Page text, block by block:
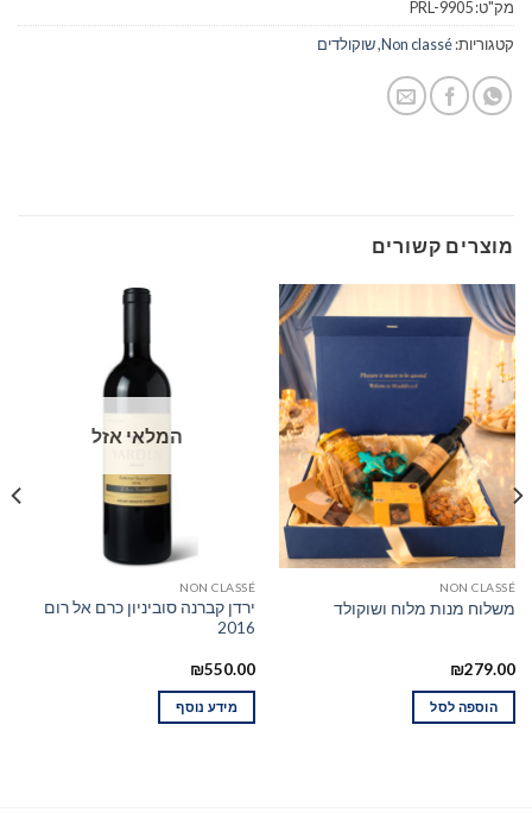
מק"ט:PRL-9905
קטגוריות:Non classé
,שוקולדים
מוצרים קשורים
NON CLASSÉ
משלוח מנות מלוח ושוקולד
₪279.00
הוספה לסל
המלאי אזל
NON CLASSÉ
ירדן קברנה סוביניון כרם אל רום
2016
₪550.00
מידע נוסף